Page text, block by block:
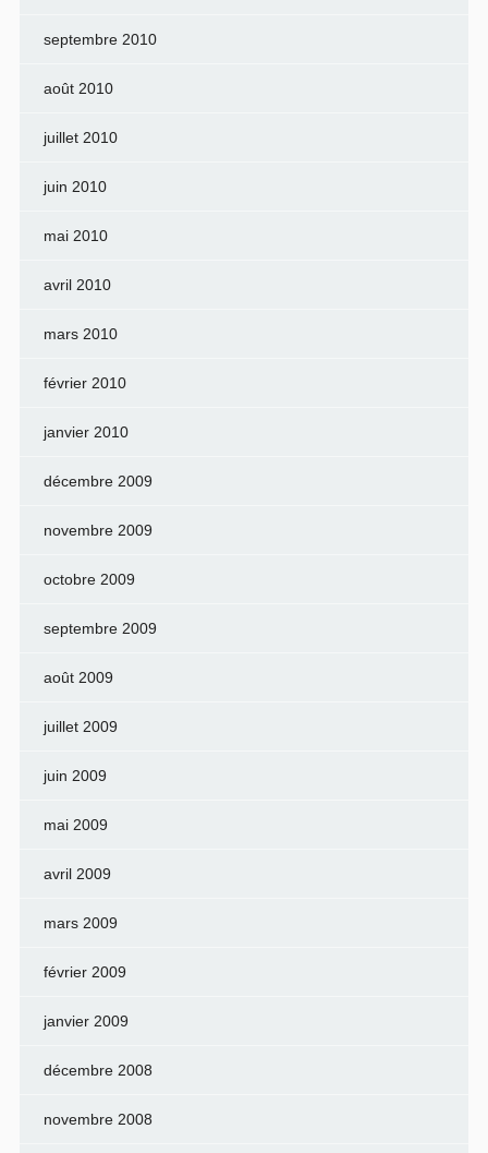
septembre 2010
août 2010
juillet 2010
juin 2010
mai 2010
avril 2010
mars 2010
février 2010
janvier 2010
décembre 2009
novembre 2009
octobre 2009
septembre 2009
août 2009
juillet 2009
juin 2009
mai 2009
avril 2009
mars 2009
février 2009
janvier 2009
décembre 2008
novembre 2008